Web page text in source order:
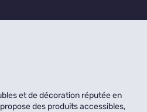
et de décoration réputée en
des produits accessibles,